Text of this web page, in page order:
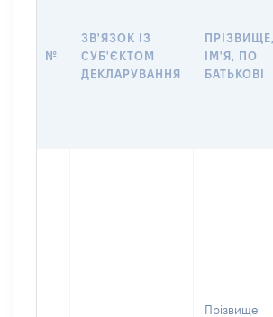
№
ЗВ'ЯЗОК ІЗ
СУБ'ЄКТОМ
ДЕКЛАРУВАННЯ
ПРІЗВИЩЕ,
ІМ'Я, ПО
БАТЬКОВІ
Прізвище: